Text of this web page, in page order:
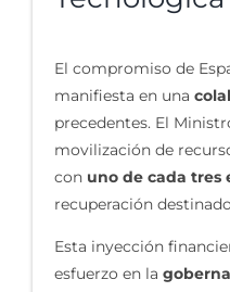
El compromiso de
manifiesta en una
precedentes. El
movilización de
con uno de cada tres
recuperación
Esta inyección
esfuerzo en la